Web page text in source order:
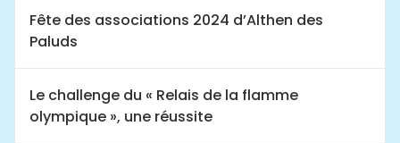
Fête des associations 2024 d’Althen des
Paluds
Le challenge du « Relais de la flamme
olympique », une réussite